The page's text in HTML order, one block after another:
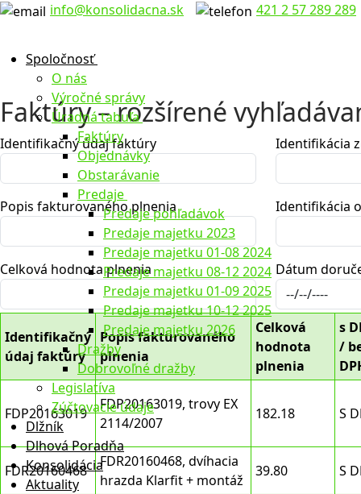
Preskočiť
Menu
Zavrieť info@konsolidacna.sk 421 2 57 289 289
Spoločnosť
O nás
Výročné správy
Úradná tabuľa
Faktúry
Objednávky
Obstarávanie
Predaje
Predaje pohľadávok
Predaje majetku 2023
Predaje majetku 01-08 2024
Predaje majetku 08-12 2024
Predaje majetku 01-09 2025
Predaje majetku 10-12 2025
Predaje majetku 2026
Dražby
Dobrovoľné dražby
Legislatíva
Zúčtovacie údaje
Dlžník
Dlhová Poradňa
Konsolidácia
Aktuality
Faktúry – rozšírené
Identifikačný údaj faktúry Identifikácia
Popis fakturovaného plnenia Identifikácia
Celková hodnota plnenia Dátum
Identifikačný
údaj faktúry
Popis fakturovaného
plnenia
Celková
hodnota
plnenia
s
/
FDP20163019
FDP20163019, trovy EX
2114/2007
182.18 S
FDR20160468
FDR20160468, dvíhacia
hrazda Klarfit + montáž
39.80 S